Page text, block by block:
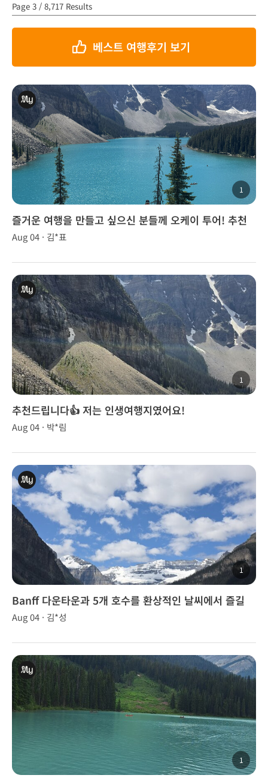
Page 3 / 8,717 Results
베스트 여행후기 보기
1
즐거운 여행을 만들고 싶으신 분들께 오케이 투어! 추천
합니다~!
Aug 04 · 김*표
1
추천드립니다👍 저는 인생여행지였어요!
Aug 04 · 박*림
1
Banff 다운타운과 5개 호수를 환상적인 날씨에서 즐길
수 있었어요.
Aug 04 · 김*성
1